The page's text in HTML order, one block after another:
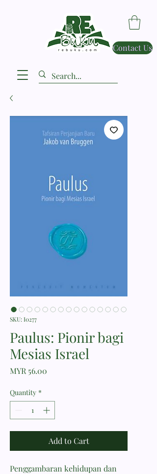
Contact Us
SKU: I0277
Paulus: Pionir bagi
Mesias Israel
MYR 56.00
Quantity *
Add to Cart
Penggambaran kehidupan dan